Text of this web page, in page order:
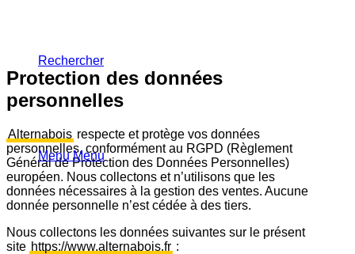
Rechercher
Menu Menu
Protection des données
personnelles
Alternabois respecte et protège vos données
personnelles, conformément au RGPD (Règlement
Général de Protection des Données Personnelles)
européen. Nous collectons et n’utilisons que les
données nécessaires à la gestion des ventes. Aucune
donnée personnelle n’est cédée à des tiers.
Nous collectons les données suivantes sur le présent
site https://www.alternabois.fr :